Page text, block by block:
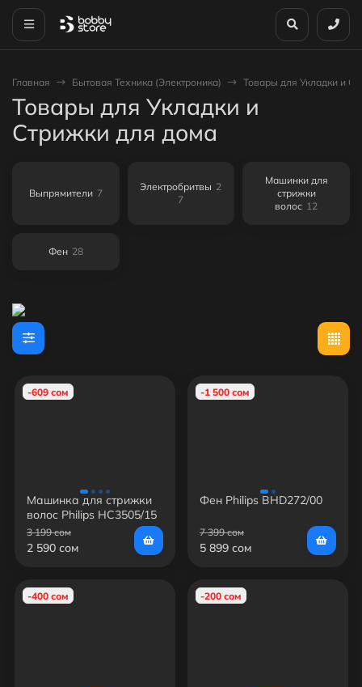
Главная Бытовая Техника (Электроника) Товары для Укладки и
Товары для Укладки и
Стрижки для дома
Выпрямители 7
Электробритвы 2
7
Машинки для
стрижки
волос 12
Фен 28
-609 сом
Машинка для стрижки
волос Philips HC3505/15
3 199 сом
2 590 сом
-1 500 сом
Фен Philips BHD272/00
7 399 сом
5 899 сом
-400 сом -200 сом